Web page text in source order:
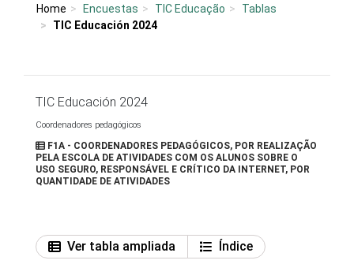
Home Encuestas TIC Educação
Tablas
TIC Educación 2024
TIC Educación 2024
Coordenadores pedagógicos
F1A - COORDENADORES PEDAGÓGICOS, POR REALIZAÇÃO
PELA ESCOLA DE ATIVIDADES COM OS ALUNOS SOBRE O
USO SEGURO, RESPONSÁVEL E CRÍTICO DA INTERNET, POR
QUANTIDADE DE ATIVIDADES
Ver tabla ampliada
Índice